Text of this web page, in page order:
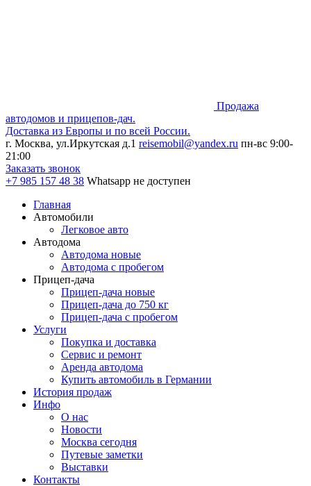
Продажа
автодомов и прицепов-дач.
Доставка из Европы и по всей России.
г. Москва, ул.Иркутская д.1 reisemobil@yandex.ru пн-вс 9:00-
21:00
Заказать звонок
+7 985 157 48 38 Whatsapp не доступен
Главная
Автомобили
Легковое авто
Автодома
Автодома новые
Автодома с пробегом
Прицеп-дача
Прицеп-дача новые
Прицеп-дача до 750 кг
Прицеп-дача с пробегом
Услуги
Покупка и доставка
Сервис и ремонт
Аренда автодома
Купить автомобиль в Германии
История продаж
Инфо
О нас
Новости
Москва сегодня
Путевые заметки
Выставки
Контакты